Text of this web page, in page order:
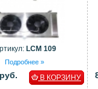
LCM 109
Подробнее »
В КОРЗИНУ